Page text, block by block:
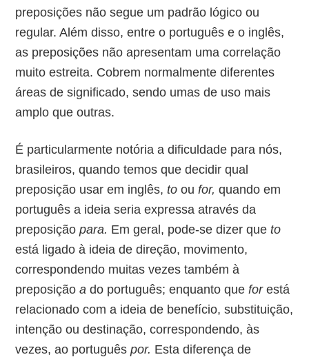
preposições não segue um padrão lógico ou
regular. Além disso, entre o português e o inglês,
as preposições não apresentam uma correlação
muito estreita. Cobrem normalmente diferentes
áreas de significado, sendo umas de uso mais
amplo que outras.
É particularmente notória a dificuldade para nós,
brasileiros, quando temos que decidir qual
preposição usar em inglês,to oufor, quando em
português a ideia seria expressa através da
preposiçãopara. Em geral, pode-se dizer queto
está ligado à ideia de direção, movimento,
correspondendo muitas vezes também à
preposiçãoa do português; enquanto queforestá
relacionado com a ideia de benefício, substituição,
intenção ou destinação, correspondendo, às
vezes, ao portuguêspor. Esta diferença de